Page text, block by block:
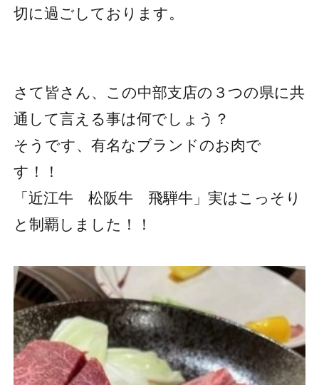
切に過ごしております。
さて皆さん、この中部支店の３つの県に共
通して言える事は何でしょう？
そうです、有名なブランドのお肉で
す！！
「近江牛 松阪牛 飛騨牛」実はこっそり
と制覇しました！！